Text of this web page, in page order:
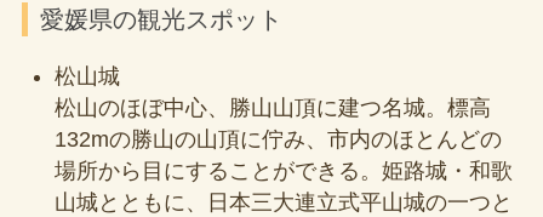
愛媛県の観光スポット
松山城
松山のほぼ中心、勝山山頂に建つ名城。標高
132mの勝山の山頂に佇み、市内のほとんどの
場所から目にすることができる。姫路城・和歌
山城とともに、日本三大連立式平山城の一つと